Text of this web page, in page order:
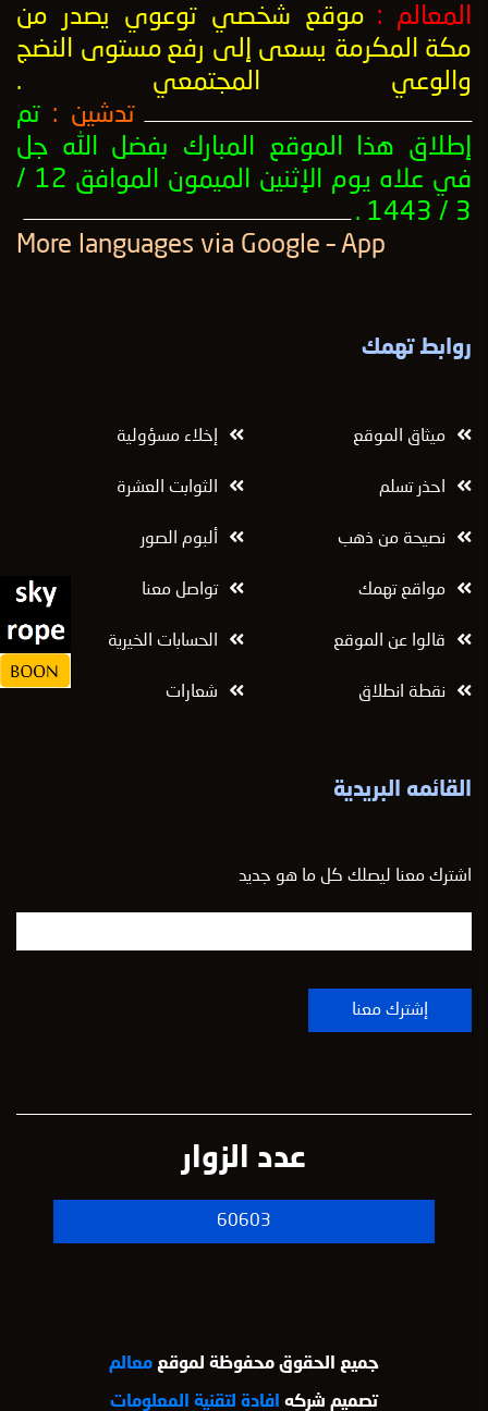
المعالم : موقع شخصي توعوي يصدر من
مكة المكرمة يسعى إلى رفع مستوى النضج
والوعي المجتمعي .
ــــــــــــــــــــــــــــــــــــــــــــــــــــــــــــــــــــــــــــــــــــــــــــــــــــ تدشين : تم
إطلاق هذا الموقع المبارك بفضل الله جل
في علاه يوم الإثنين الميمون الموافق 12 /
3 / 1443 .
ــــــــــــــــــــــــــــــــــــــــــــــــــــــــــــــــــــــــــــــــــــــــــــــــــــ
روابط تهمك
ميثاق الموقع إخلاء مسؤولية
احذر تسلم الثوابت العشرة
نصيحة من ذهب ألبوم الصور
مواقع تهمك تواصل معنا
قالوا عن الموقع الحسابات الخيرية
نقطة انطلاق شعارات
القائمه البريدية
اشترك معنا ليصلك كل ما هو جديد
عدد الزوار
60603
جميع الحقوق محفوظة لموقع معالم
تصميم شركه افادة لتقنية المعلومات